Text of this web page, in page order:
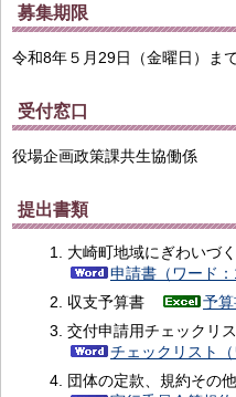
募集期限
令和8年５月29日（金曜日）ま
受付窓口
役場企画政策課共生協働係
提出書類
大崎町地域にぎわいづ
申請書（ワード：
収支予算書
予算
交付申請用チェックリ
チェックリスト（
団体の定款、規約その